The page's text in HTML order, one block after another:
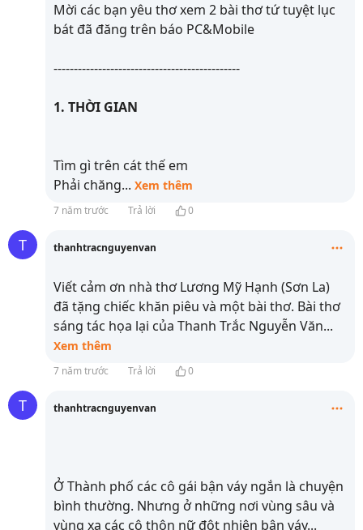
Mời các bạn yêu thơ xem 2 bài thơ tứ tuyệt lục
bát đã đăng trên báo PC&Mobile
----------------------------------------------
1. THỜI GIAN
Tìm gì trên cát thế em
Phải chăng... Xem thêm
7 năm trước Trả lời 0
T thanhtracnguyenvan
Viết cảm ơn nhà thơ Lương Mỹ Hạnh (Sơn La)
đã tặng chiếc khăn piêu và một bài thơ. Bài thơ
sáng tác họa lại của Thanh Trắc Nguyễn Văn...
Xem thêm
7 năm trước Trả lời 0
T thanhtracnguyenvan
Ở Thành phố các cô gái bận váy ngắn là chuyện
bình thường. Nhưng ở những nơi vùng sâu và
vùng xa các cô thôn nữ đột nhiên bận váy...